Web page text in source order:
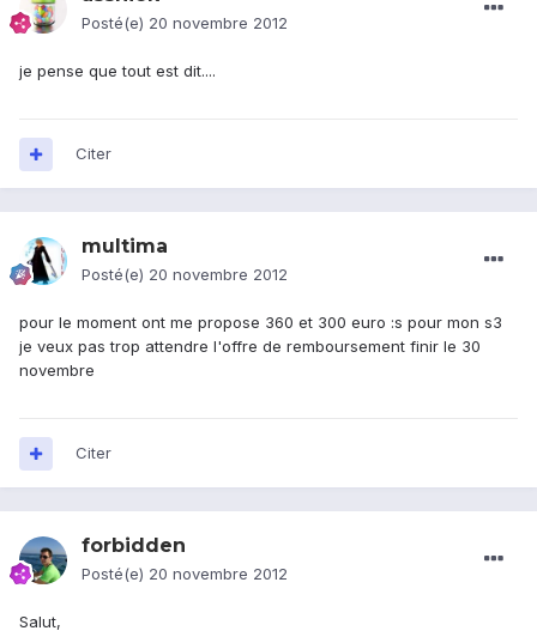
Posté(e) 20 novembre 2012
je pense que tout est dit....
Citer
multima
Posté(e) 20 novembre 2012
pour le moment ont me propose 360 et 300 euro :s pour mon s3
je veux pas trop attendre l'offre de remboursement finir le 30
novembre
Citer
forbidden
Posté(e) 20 novembre 2012
Salut,